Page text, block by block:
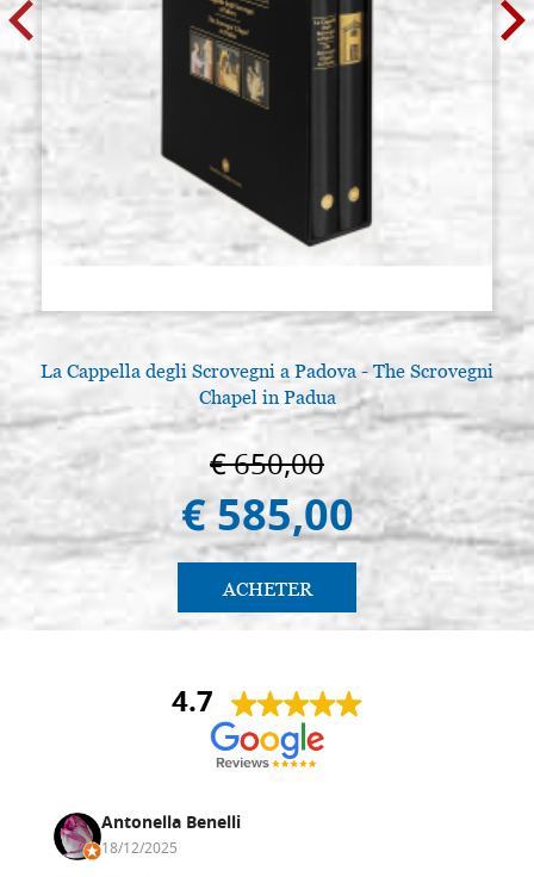
La Cappella degli Scrovegni a Padova - The Scrovegni
Chapel in Padua
€ 650,00
€ 585,00
ACHETER
4.7
Antonella Benelli
18/12/2025